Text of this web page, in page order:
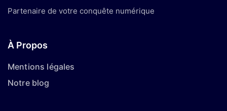
Partenaire de votre conquête numérique
À Propos
Mentions légales
Notre blog